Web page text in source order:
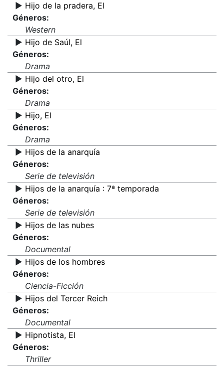
▶️ Hijo de la pradera, El
Géneros:
Western
▶️ Hijo de Saúl, El
Géneros:
Drama
▶️ Hijo del otro, El
Géneros:
Drama
▶️ Hijo, El
Géneros:
Drama
▶️ Hijos de la anarquía
Géneros:
Serie de televisión
▶️ Hijos de la anarquía : 7ª temporada
Géneros:
Serie de televisión
▶️ Hijos de las nubes
Géneros:
Documental
▶️ Hijos de los hombres
Géneros:
Ciencia-Ficción
▶️ Hijos del Tercer Reich
Géneros:
Documental
▶️ Hipnotista, El
Géneros:
Thriller